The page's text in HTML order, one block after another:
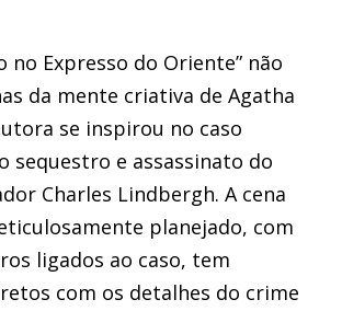
no Expresso do Oriente” não
da mente criativa de Agatha
se inspirou no caso
sequestro e assassinato do
Charles Lindbergh. A cena
planejado, com
ligados ao caso, tem
com os detalhes do crime